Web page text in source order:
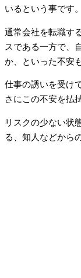
いるという事です。
通常会社を転職す
スである一方で、
か、といった不安
仕事の誘いを受け
さにこの不安を払
リスクの少ない状
る、知人などから